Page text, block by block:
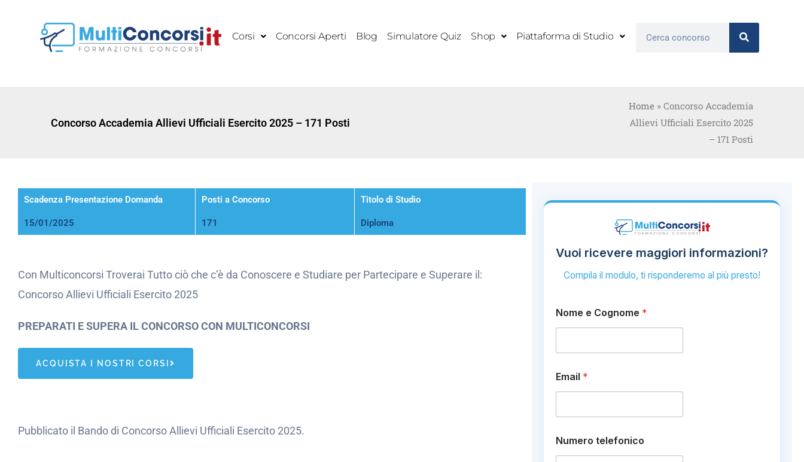
contenuto
Corsi Concorsi Aperti Blog Simulatore Quiz Shop Piattaforma di Studio Cerca
Concorso Accademia Allievi Ufficiali Esercito 2025 – 171 Posti
Home» Concorso Accademia
Allievi Ufficiali Esercito 2025
– 171 Posti
Scadenza Presentazione Domanda
15/01/2025
Posti a Concorso
171
Titolo di Studio
Diploma
Con Multiconcorsi Troverai Tutto ciò che c’è da Conoscere e Studiare per Partecipare e Superare il:
Concorso Allievi Ufficiali Esercito 2025
PREPARATI E SUPERA IL CONCORSO CON MULTICONCORSI
ACQUISTA I NOSTRI CORSI
Pubblicato il Bando di Concorso Allievi Ufficiali Esercito 2025.
Vuoi ricevere maggiori informazioni?
Compila il modulo, ti risponderemo al più presto!
o
g
e
t
e
e
o
Nome e Cognome *
Email *
Numero telefonico